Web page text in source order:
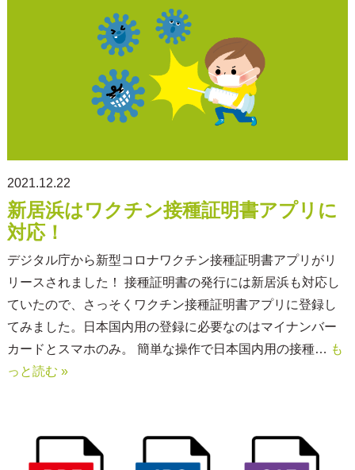
2021.12.22
新居浜はワクチン接種証明書アプリに
対応！
デジタル庁から新型コロナワクチン接種証明書アプリがリ
リースされました！ 接種証明書の発行には新居浜も対応し
ていたので、さっそくワクチン接種証明書アプリに登録し
てみました。日本国内用の登録に必要なのはマイナンバー
カードとスマホのみ。 簡単な操作で日本国内用の接種… も
っと読む »